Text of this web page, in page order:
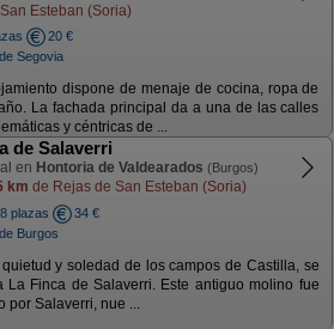
Esteban (Soria)
20 €
Segovia
dispone de menaje de cocina, ropa de
La fachada principal da a una de las calles
y céntricas de ...
de Salaverri
en Hontoria de Valdearados (Burgos)
km de Rejas de San Esteban (Soria)
plazas
34 €
Burgos
y soledad de los campos de Castilla, se
La Finca de Salaverri. Este antiguo molino fue
por Salaverri, nue ...